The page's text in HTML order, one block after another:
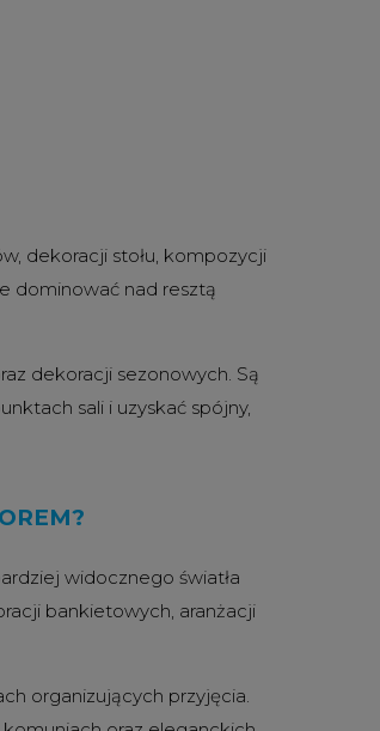
dekoracji stołu, kompozycji
dominować nad resztą
dekoracji sezonowych. Są
sali i uzyskać spójny,
widocznego światła
bankietowych, aranżacji
organizujących przyjęcia.